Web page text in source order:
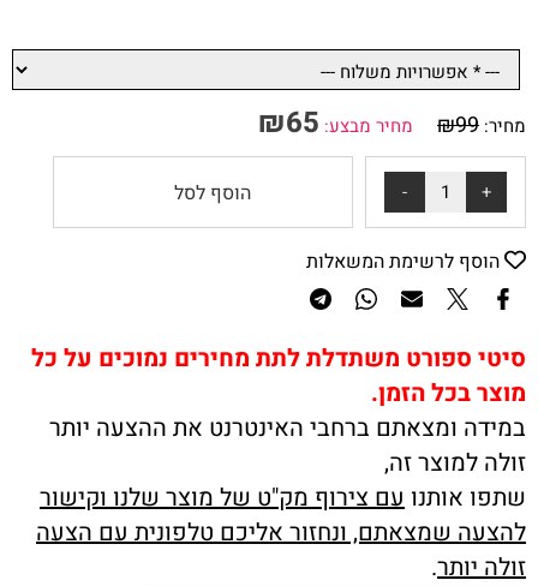
מחיר: ₪99 מחיר מבצע: ₪65
הוסף לסל
הוסף לרשימת המשאלות
סיטי ספורט משתדלת לתת מחירים נמוכים על כל
מוצר בכל הזמן.
במידה ומצאתם ברחבי האינטרנט את ההצעה יותר
זולה למוצר זה,
שתפו אותנו עם צירוף מק"ט של מוצר שלנו וקישור
להצעה שמצאתם, ונחזור אליכם טלפונית עם הצעה
זולה יותר.